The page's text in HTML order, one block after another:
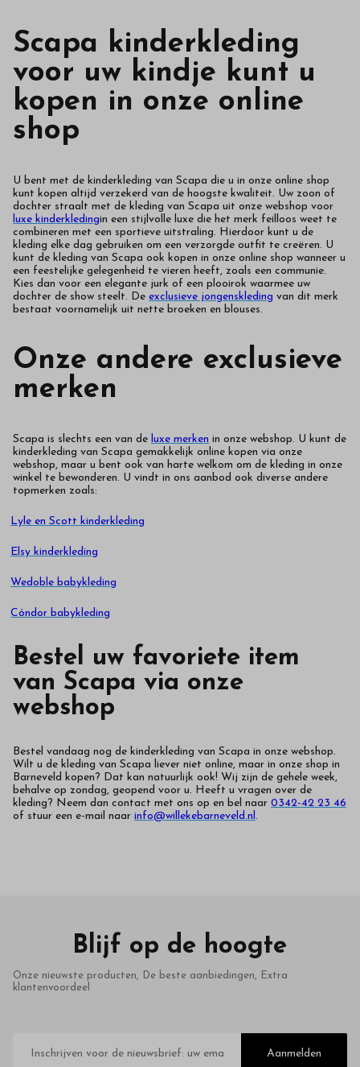
Scapa kinderkleding
voor uw kindje kunt u
kopen in onze online
shop
U bent met de kinderkleding van Scapa die u in onze online shop
kunt kopen altijd verzekerd van de hoogste kwaliteit. Uw zoon of
dochter straalt met de kleding van Scapa uit onze webshop voor
luxe kinderkledingin een stijlvolle luxe die het merk feilloos weet te
combineren met een sportieve uitstraling. Hierdoor kunt u de
kleding elke dag gebruiken om een verzorgde outfit te creëren. U
kunt de kleding van Scapa ook kopen in onze online shop wanneer u
een feestelijke gelegenheid te vieren heeft, zoals een communie.
Kies dan voor een elegante jurk of een plooirok waarmee uw
dochter de show steelt. De exclusieve jongenskleding van dit merk
bestaat voornamelijk uit nette broeken en blouses.
Onze andere exclusieve
merken
Scapa is slechts een van de luxe merken in onze webshop. U kunt de
kinderkleding van Scapa gemakkelijk online kopen via onze
webshop, maar u bent ook van harte welkom om de kleding in onze
winkel te bewonderen. U vindt in ons aanbod ook diverse andere
topmerken zoals:
Lyle en Scott kinderkleding
Elsy kinderkleding
Wedoble babykleding
Cóndor babykleding
Bestel uw favoriete item
van Scapa via onze
webshop
Bestel vandaag nog de kinderkleding van Scapa in onze webshop.
Wilt u de kleding van Scapa liever niet online, maar in onze shop in
Barneveld kopen? Dat kan natuurlijk ook! Wij zijn de gehele week,
behalve op zondag, geopend voor u. Heeft u vragen over de
kleding? Neem dan contact met ons op en bel naar 0342-42 23 46
of stuur een e-mail naar info@willekebarneveld.nl.
Blijf op de hoogte
Onze nieuwste producten, De beste aanbiedingen, Extra
klantenvoordeel
mailadres
Aanmelden